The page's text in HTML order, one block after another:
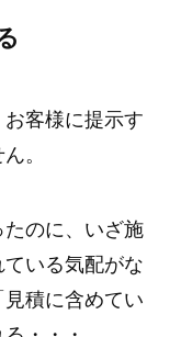
客様に提示す
。
のに、いざ施
いる気配がな
積に含めてい